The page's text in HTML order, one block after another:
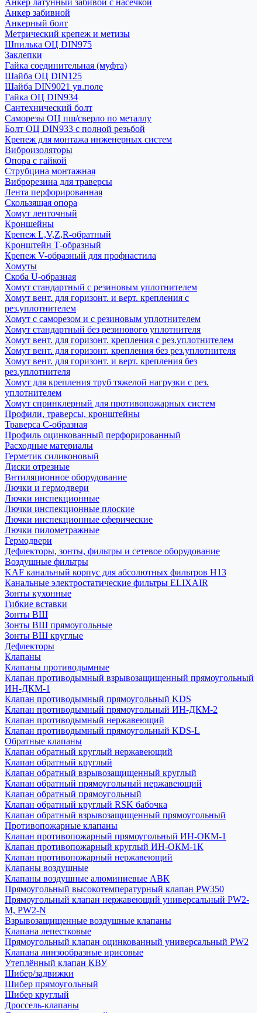
Анкер латунный забивой с насечкой
Анкер забивной
Анкерный болт
Метрический крепеж и метизы
Шпилька ОЦ DIN975
Заклепки
Гайка соединительная (муфта)
Шайба ОЦ DIN125
Шайба DIN9021 ув.поле
Гайка ОЦ DIN934
Сантехнический болт
Саморезы ОЦ пш/сверло по металлу
Болт ОЦ DIN933 с полной резьбой
Крепеж для монтажа инженерных систем
Виброизоляторы
Опора с гайкой
Струбцина монтажная
Виброрезина для траверсы
Лента перфорированная
Скользящая опора
Хомут ленточный
Кроншейны
Крепеж L,V,Z,R-обратный
Кронштейн Т-образный
Крепеж V-образный для профнастила
Хомуты
Скоба U-образная
Хомут стандартный с резиновым уплотнителем
Хомут вент. для горизонт. и верт. крепления с
рез.уплотнителем
Хомут с саморезом и с резиновым уплотнителем
Хомут стандартный без резинового уплотнителя
Хомут вент. для горизонт. крепления с рез.уплотнителем
Хомут вент. для горизонт. крепления без рез.уплотнителя
Хомут вент. для горизонт. и верт. крепления без
рез.уплотнителя
Хомут для крепления труб тяжелой нагрузки с рез.
уплотнителем
Хомут спринклерный для противопожарных систем
Профили, траверсы, кронштейны
Траверса С-образная
Профиль оцинкованный перфорированный
Расходные материалы
Герметик силиконовый
Диски отрезные
Внтиляционное оборудование
Лючки и гермодвери
Лючки инспекционные
Лючки инспекционные плоские
Лючки инспекционные сферические
Лючки пилометражные
Гермодвери
Дефлекторы, зонты, фильтры и сетевое оборудование
Воздушные фильтры
KAF канальный корпус для абсолютных фильтров H13
Канальные электростатические фильтры ELIXAIR
Зонты кухонные
Гибкие вставки
Зонты ВШ
Зонты ВШ прямоугольные
Зонты ВШ круглые
Дефлекторы
Клапаны
Клапаны противодымные
Клапан противодымный взрывозащищенный прямоугольный
ИН-ДКМ-1
Клапан противодымный прямоугольный KDS
Клапан противодымный прямоугольный ИН-ДКМ-2
Клапан противодымный нержавеющий
Клапан противодымный прямоугольный KDS-L
Обратные клапаны
Клапан обратный круглый нержавеющий
Клапан обратный круглый
Клапан обратный взрывозащищенный круглый
Клапан обратный прямоугольный нержавеющий
Клапан обратный прямоугольный
Клапан обратный круглый RSK бабочка
Клапан обратный взрывозащищенный прямоугольный
Противопожарные клапаны
Клапан противопожарный прямоугольный ИН-ОКМ-1
Клапан противопожарный круглый ИН-ОКМ-1К
Клапан противопожарный нержавеющий
Клапаны воздушные
Клапаны воздушные алюминиевые АВК
Прямоугольный высокотемпературный клапан PW350
Прямоугольный клапан нержавеющий универсальный PW2-
M, PW2-N
Взрывозащищенные воздушные клапаны
Клапана лепестковые
Прямоугольный клапан оцинкованный универсальный PW2
Клапана линзообразные ирисовые
Утеплённый клапан КВУ
Шибер/задвижки
Шибер прямоугольный
Шибер круглый
Дроссель-клапаны